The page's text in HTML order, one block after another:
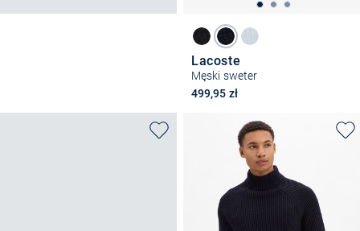
Lacoste
Męski sweter
499,95 zł